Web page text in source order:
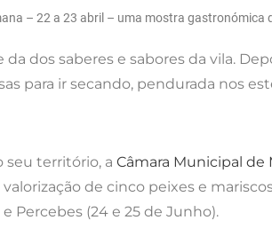
– 22 a 23 abril – uma mostra gastronómica
dos saberes e sabores da vila.
para ir secando, pendurada nos
território, a Câmara Municipal de
de cinco peixes e mariscos
e Percebes (24 e 25 de Junho).